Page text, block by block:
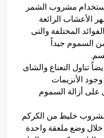
مشروب الشمر
الأعشاب الرائعة
المختلفة والتى
السموم جيداً
تناول النعناع والشاى
الأنزيمات
على أزالة السموم
خليط من الكركم
وضع ملعقة واحدة